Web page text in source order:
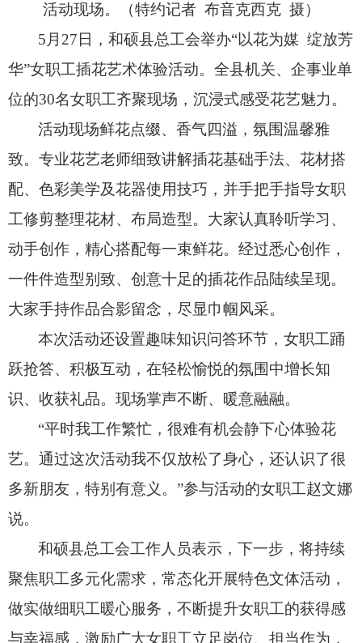
活动现场。（特约记者 布音克西克 摄）
5月27日，和硕县总工会举办“以花为媒 绽放芳
华”女职工插花艺术体验活动。 全县机关、 企事业单
位的30名女职工齐聚现场， 沉浸式感受花艺魅力。
活动现场鲜花点缀、香气四溢，氛围温馨雅
致。 专业花艺老师细致讲解插花基础手法、 花材搭
配、 色彩美学及花器使用技巧， 并手把手指导女职
工修剪整理花材、 布局造型。 大家认真聆听学习、
动手创作， 精心搭配每一束鲜花。 经过悉心创作，
一件件造型别致、 创意十足的插花作品陆续呈现。
大家手持作品合影留念， 尽显巾帼风采。
本次活动还设置趣味知识问答环节，女职工踊
跃抢答、 积极互动， 在轻松愉悦的氛围中增长知
识、 收获礼品。 现场掌声不断、 暖意融融。
“平时我工作繁忙，很难有机会静下心体验花
艺。 通过这次活动我不仅放松了身心， 还认识了很
多新朋友， 特别有意义。 ”参与活动的女职工赵文娜
说。
和硕县总工会工作人员表示，下一步，将持续
聚焦职工多元化需求， 常态化开展特色文体活动，
做实做细职工暖心服务， 不断提升女职工的获得感
与幸福感， 激励广大女职工立足岗位、 担当作为，